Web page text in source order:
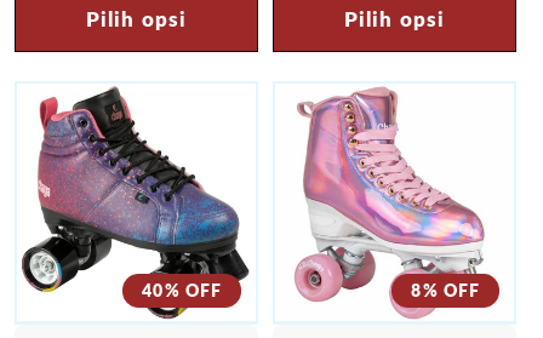
Pilih opsi Pilih opsi
40% OFF 8% OFF